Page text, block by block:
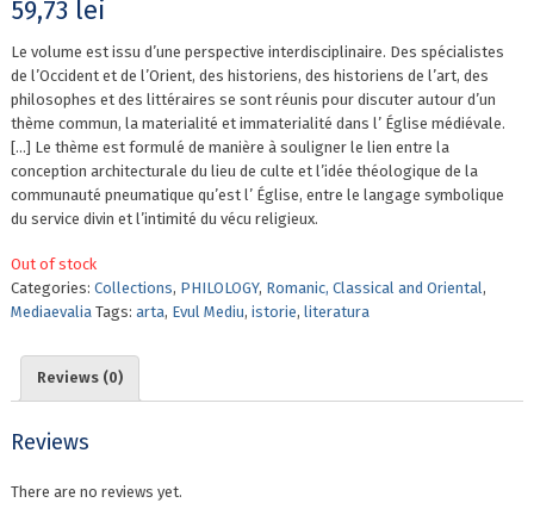
59,73 lei
Le volume est issu d’une perspective interdisciplinaire. Des spécialistes
de l’Occident et de l’Orient, des historiens, des historiens de l’art, des
philosophes et des littéraires se sont réunis pour discuter autour d’un
thème commun, la materialité et immaterialité dans l’ Église médiévale.
[…] Le thème est formulé de manière à souligner le lien entre la
conception architecturale du lieu de culte et l’idée théologique de la
communauté pneumatique qu’est l’ Église, entre le langage symbolique
du service divin et l’intimité du vécu religieux.
Out of stock
Categories: Collections, PHILOLOGY, Romanic, Classical and Oriental ,
Mediaevalia Tags: arta, Evul Mediu, istorie, literatura
Reviews (0)
Reviews
There are no reviews yet.